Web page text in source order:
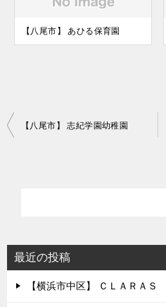
【八尾市】 あひる保育園
投
シ
ョ
【八尾市】 志紀学園幼稚園
最近の投稿
【横浜市中区】 ＣＬＡＲＡＳ